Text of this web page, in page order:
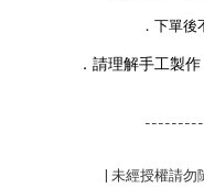
． 下單後
．請理解手工製
| 未經授權請勿